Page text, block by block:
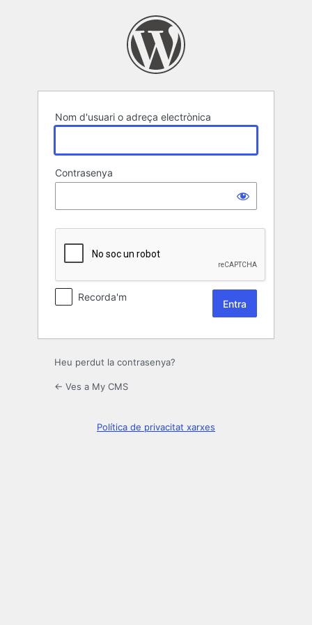
Nom d'usuari o adreça electrònica
Contrasenya
Recorda'm
Heu perdut la contrasenya?
← Ves a My CMS
Política de privacitat xarxes